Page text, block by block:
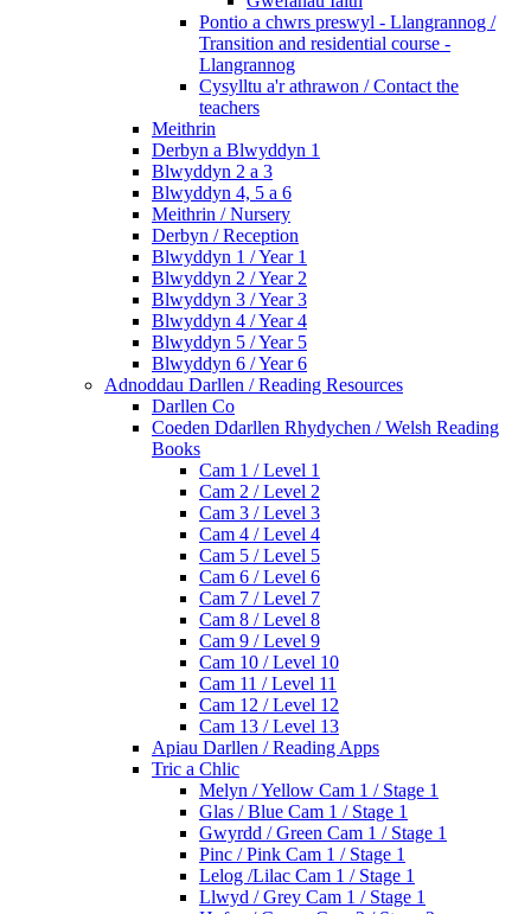
Pontio a chwrs preswyl - Llangrannog /
Transition and residential course -
Llangrannog
Cysylltu a'r athrawon / Contact the
teachers
Meithrin
Derbyn a Blwyddyn 1
Blwyddyn 2 a 3
Blwyddyn 4, 5 a 6
Meithrin / Nursery
Derbyn / Reception
Blwyddyn 1 / Year 1
Blwyddyn 2 / Year 2
Blwyddyn 3 / Year 3
Blwyddyn 4 / Year 4
Blwyddyn 5 / Year 5
Blwyddyn 6 / Year 6
Adnoddau Darllen / Reading Resources
Darllen Co
Coeden Ddarllen Rhydychen / Welsh Reading
Books
Cam 1 / Level 1
Cam 2 / Level 2
Cam 3 / Level 3
Cam 4 / Level 4
Cam 5 / Level 5
Cam 6 / Level 6
Cam 7 / Level 7
Cam 8 / Level 8
Cam 9 / Level 9
Cam 10 / Level 10
Cam 11 / Level 11
Cam 12 / Level 12
Cam 13 / Level 13
Apiau Darllen / Reading Apps
Tric a Chlic
Melyn / Yellow Cam 1 / Stage 1
Glas / Blue Cam 1 / Stage 1
Gwyrdd / Green Cam 1 / Stage 1
Pinc / Pink Cam 1 / Stage 1
Lelog /Lilac Cam 1 / Stage 1
Llwyd / Grey Cam 1 / Stage 1